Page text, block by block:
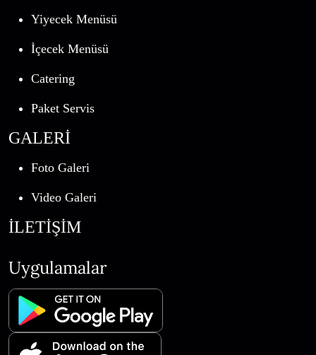
Yiyecek Menüsü
İçecek Menüsü
Catering
Paket Servis
GALERİ
Foto Galeri
Video Galeri
İLETİŞİM
Uygulamalar